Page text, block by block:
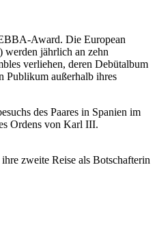
Award. Die European
jährlich an zehn
verliehen, deren Debütalbum
Publikum außerhalb ihres
des Paares in Spanien im
Ordens von Karl III.
zweite Reise als Botschafterin